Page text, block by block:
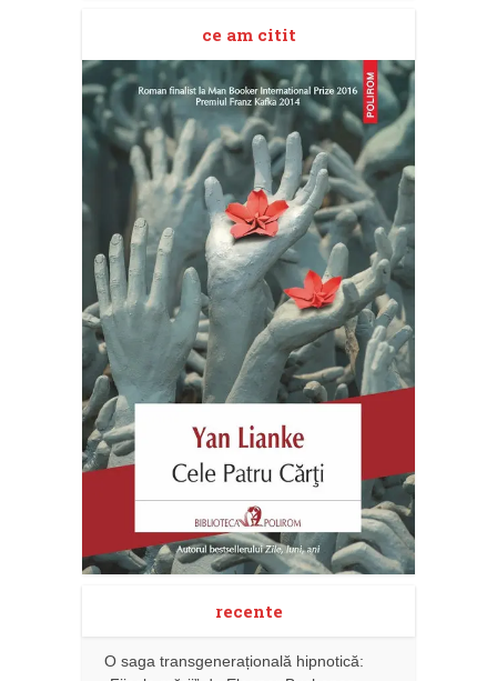
ce am citit
recente
O saga transgenerațională hipnotică: